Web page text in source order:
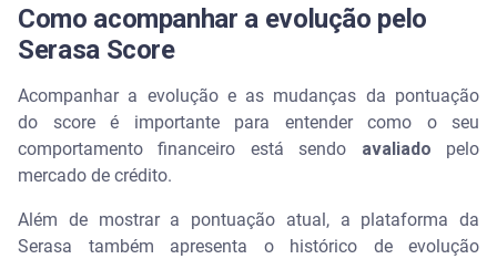
Como acompanhar a evolução pelo
Serasa Score
Acompanhar a evolução e as mudanças da pontuação
do score é importante para entender como o seu
comportamento financeiro está sendo avaliado pelo
mercado de crédito.
Além de mostrar a pontuação atual, a plataforma da
Serasa também apresenta o histórico de evolução